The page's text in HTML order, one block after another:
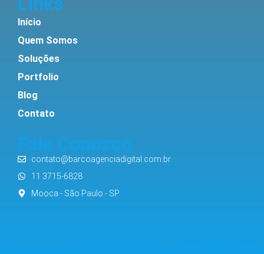
Início
Quem Somos
Soluções
Portfolio
Blog
Contato
Fale Conosco
contato@barcoagenciadigital.com.br
11 3715-6828
Mooca - São Paulo - SP